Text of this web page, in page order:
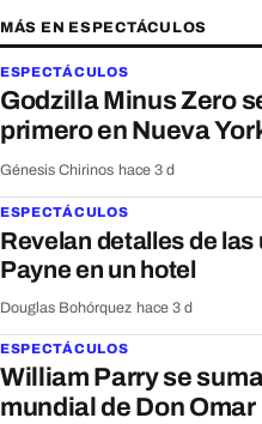
MÁS EN ESPECTÁCULOS
ESPECTÁCULOS
Godzilla Minus Zero
primero en Nueva
Génesis Chirinos hace 3 d
ESPECTÁCULOS
Revelan detalles de
Payne en un hotel
Douglas Bohórquez hace 3 d
ESPECTÁCULOS
William Parry se
mundial de Don Omar